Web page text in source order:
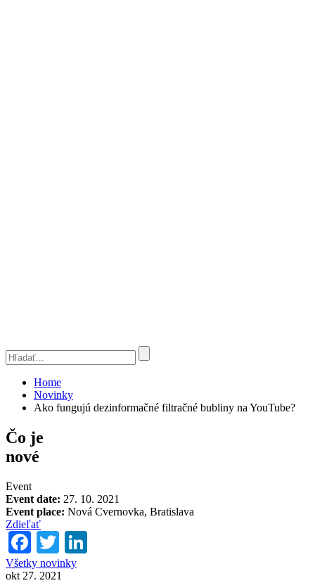
Home
Novinky
Ako fungujú dezinformačné filtračné bubliny na YouTube?
Čo je
nové
Event
Event date: 27. 10. 2021
Event place: Nová Cvernovka, Bratislava
Zdieľať
Facebook
Twitter
Všetky novinky
okt 27. 2021